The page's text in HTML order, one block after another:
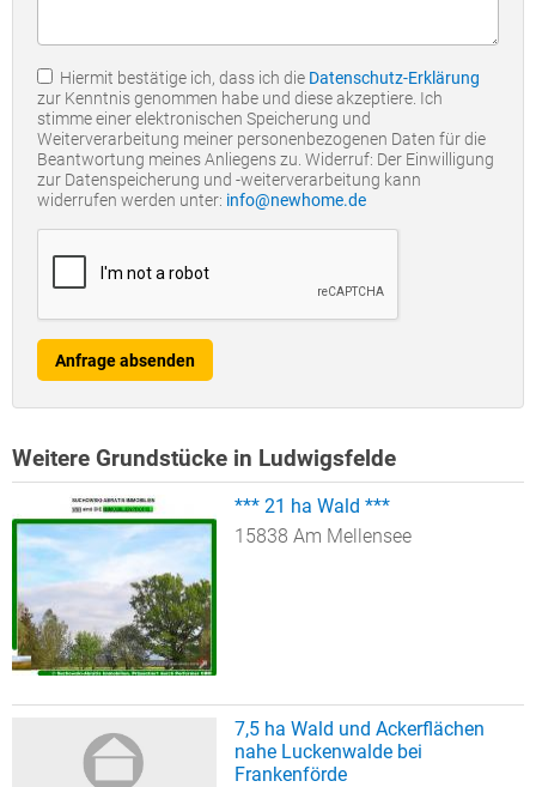
Hiermit bestätige ich, dass ich die Datenschutz-Erklärung
zur Kenntnis genommen habe und diese akzeptiere. Ich
stimme einer elektronischen Speicherung und
Weiterverarbeitung meiner personenbezogenen Daten für die
Beantwortung meines Anliegens zu. Widerruf: Der Einwilligung
zur Datenspeicherung und -weiterverarbeitung kann
widerrufen werden unter: info@newhome.de
Anfrage absenden
Weitere Grundstücke in Ludwigsfelde
*** 21 ha Wald ***
15838 Am Mellensee
7,5 ha Wald und Ackerflächen
nahe Luckenwalde bei
Frankenförde